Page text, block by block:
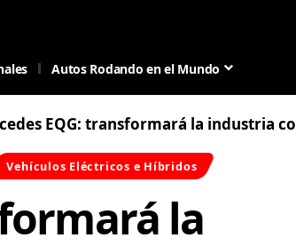
Autos Rodando en el Mundo
EQG: transformará la industria con su avanzada tecnología de baterías
Vehículos Eléctricos e Híbridos
la